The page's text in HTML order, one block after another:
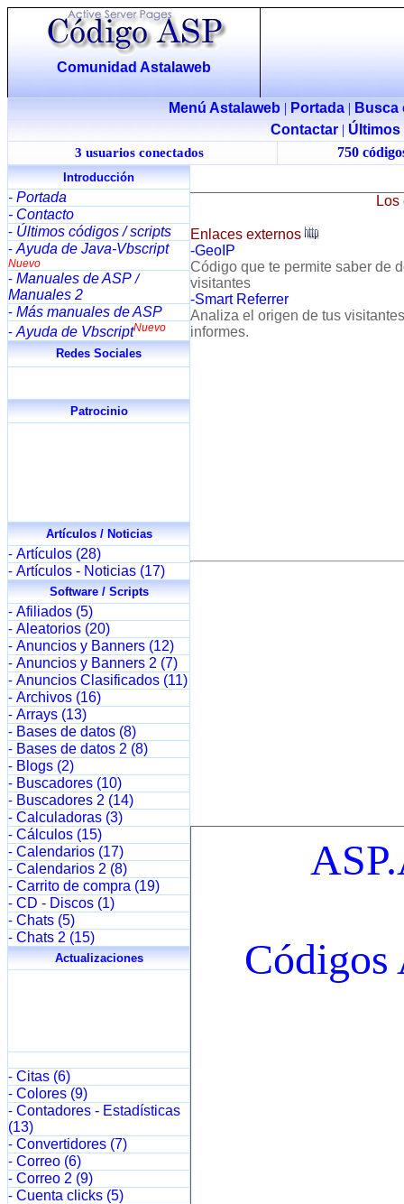
Comunidad Astalaweb
Menú Astalaweb | Portada | Busca
Contactar |
3 usuarios conectados 750
Introducción
- Portada
- Contacto
- Últimos códigos / scripts
- Ayuda de Java-Vbscript
Nuevo
- Manuales de ASP/
Manuales 2
- Más manuales de ASP
- Ayuda de VbscriptNuevo
Redes Sociales
Patrocinio
Artículos / Noticias
- Artículos (28)
- Artículos - Noticias (17)
Software / Scripts
- Afiliados (5)
- Aleatorios (20)
- Anuncios y Banners (12)
- Anuncios y Banners 2 (7)
- Anuncios Clasificados (11)
- Archivos (16)
- Arrays (13)
- Bases de datos (8)
- Bases de datos 2 (8)
- Blogs (2)
- Buscadores (10)
- Buscadores 2 (14)
- Calculadoras (3)
- Cálculos (15)
- Calendarios (17)
- Calendarios 2 (8)
- Carrito de compra (19)
- CD - Discos (1)
- Chats (5)
- Chats 2 (15)
Actualizaciones
- Citas (6)
- Colores (9)
- Contadores - Estadísticas
(13)
- Convertidores (7)
- Correo (6)
- Correo 2 (9)
- Cuenta clicks (5)
Enlaces externos
-GeoIP
Código que te permite saber de
visitantes
-Smart Referrer
Analiza el origen de tus
informes.